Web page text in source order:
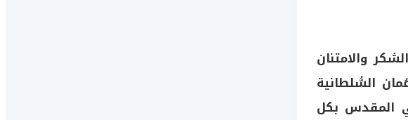
والامتنان
السُّلطانية
المقدس بكل